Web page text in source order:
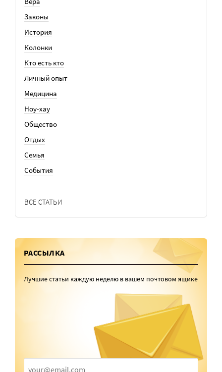
Законы
История
Колонки
Кто есть кто
Личный опыт
Медицина
Ноу-хау
Общество
Отдых
Семья
События
ВСЕ СТАТЬИ
РАССЫЛКА
Лучшие статьи каждую неделю в вашем почтовом ящике